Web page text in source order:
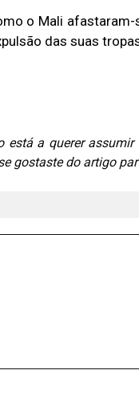
o Mali
das suas
está a querer
gostaste do artigo